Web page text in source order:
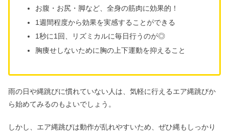
お腹・お尻・脚など、全身の筋肉に効果的！
1週間程度から効果を実感することができる
1秒に1回、リズミカルに毎日行うのが◎
胸痩せしないために胸の上下運動を抑えること
雨の日や縄跳びに慣れていない人は、気軽に行えるエア縄跳びか
ら始めてみるのもよいでしょう。
しかし、エア縄跳びは動作が乱れやすいため、ぜひ縄もしっかり